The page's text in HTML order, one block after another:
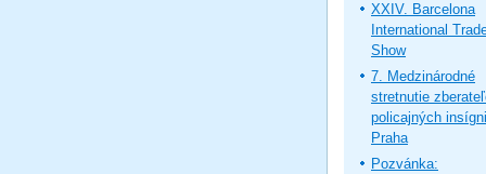
XXIV. Barcelona
International
Show
7. Medzinárodné
stretnutie
policajných
Praha
Pozvánka: